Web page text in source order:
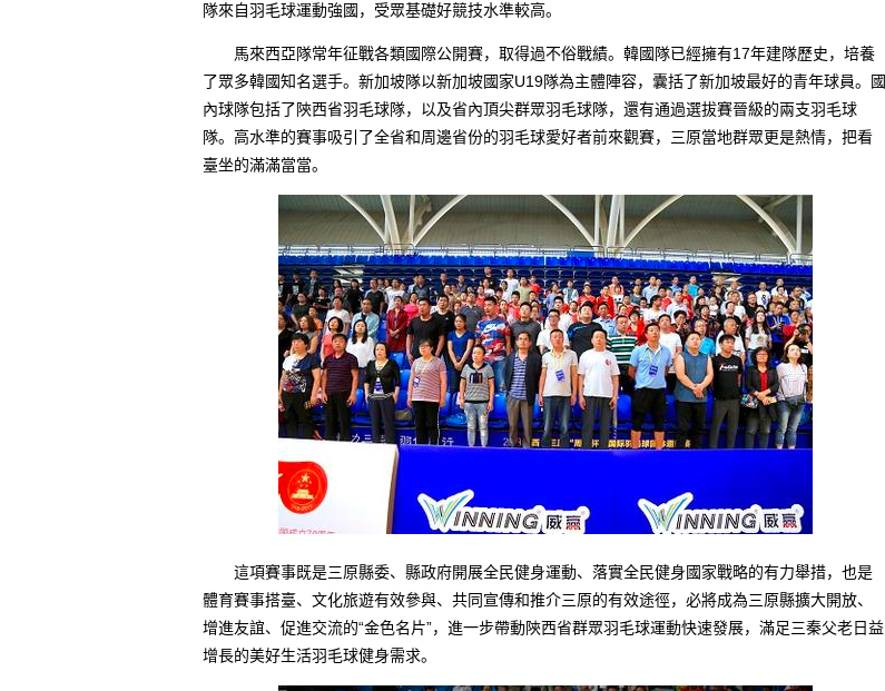
隊來自羽毛球運動強國，受眾基礎好競技水準較高。
馬來西亞隊常年征戰各類國際公開賽，取得過不俗戰績。韓國隊已經擁有17年建隊歷史，培養
了眾多韓國知名選手。新加坡隊以新加坡國家U19隊為主體陣容，囊括了新加坡最好的青年球員。國
內球隊包括了陝西省羽毛球隊，以及省內頂尖群眾羽毛球隊，還有通過選拔賽晉級的兩支羽毛球
隊。高水準的賽事吸引了全省和周邊省份的羽毛球愛好者前來觀賽，三原當地群眾更是熱情，把看
臺坐的滿滿當當。
這項賽事既是三原縣委、縣政府開展全民健身運動、落實全民健身國家戰略的有力舉措，也是
體育賽事搭臺、文化旅遊有效參與、共同宣傳和推介三原的有效途徑，必將成為三原縣擴大開放、
增進友誼、促進交流的“金色名片”，進一步帶動陝西省群眾羽毛球運動快速發展，滿足三秦父老日益
增長的美好生活羽毛球健身需求。